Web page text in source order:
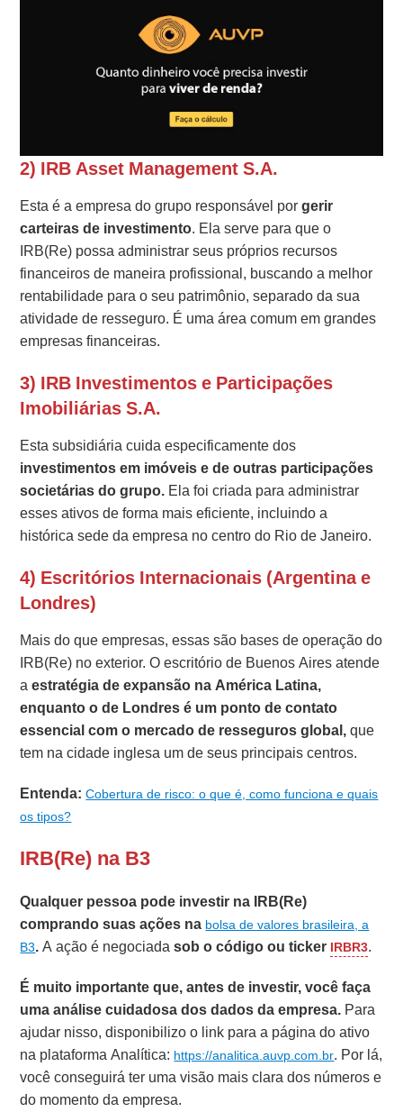
2) IRB Asset Management S.A.
Esta é a empresa do grupo responsável porgerir
carteiras de investimento. Ela serve para que o
IRB(Re) possa administrar seus próprios recursos
financeiros de maneira profissional, buscando a melhor
rentabilidade para o seu patrimônio, separado da sua
atividade de resseguro. É uma área comum em grandes
empresas financeiras.
3) IRB Investimentos e Participações
Imobiliárias S.A.
Esta subsidiária cuida especificamente dos
investimentos em imóveis e de outras participações
societárias do grupo. Ela foi criada para administrar
esses ativos de forma mais eficiente, incluindo a
histórica sede da empresa no centro do Rio de Janeiro.
4) Escritórios Internacionais (Argentina e
Londres)
Mais do que empresas, essas são bases de operação do
IRB(Re) no exterior. O escritório de Buenos Aires atende
aestratégia de expansão na América Latina,
enquanto o de Londres é um ponto de contato
essencial com o mercado de resseguros global,que
tem na cidade inglesa um de seus principais centros.
Entenda:Cobertura de risco: o que é, como funciona e quais
os tipos?
IRB(Re) na B3
Qualquer pessoa pode investir na IRB(Re)
comprando suas ações na bolsa de valores brasileira, a
B3.A ação é negociadasob o código ou ticker IRBR3.
É muito importante que, antes de investir, você faça
uma análise cuidadosa dos dados da empresa. Para
ajudar nisso, disponibilizo o link para a página do ativo
na plataforma Analítica: https://analitica.auvp.com.br. Por lá,
você conseguirá ter uma visão mais clara dos números e
do momento da empresa.